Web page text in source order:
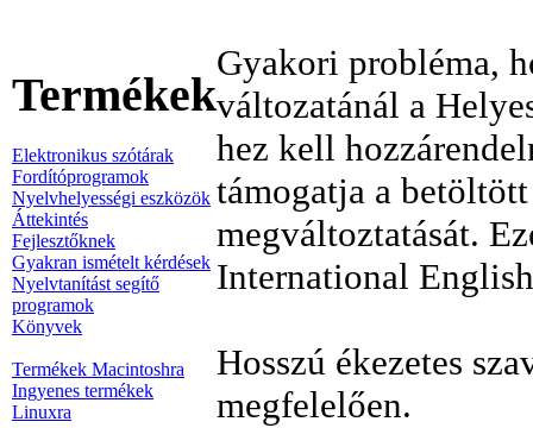
Termékek
Elektronikus szótárak
Fordítóprogramok
Nyelvhelyességi eszközök
Áttekintés
Fejlesztőknek
Gyakran ismételt kérdések
Nyelvtanítást segítő
programok
Könyvek
Termékek Macintoshra
Ingyenes termékek
Linuxra
Gyakori probléma,
változatánál a
hez kell
támogatja a
megváltoztatását.
International
Hosszú ékezetes
megfelelően.